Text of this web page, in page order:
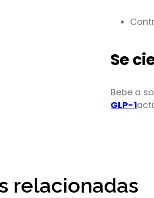
Se
Bebe a
GLP-1
relacionadas